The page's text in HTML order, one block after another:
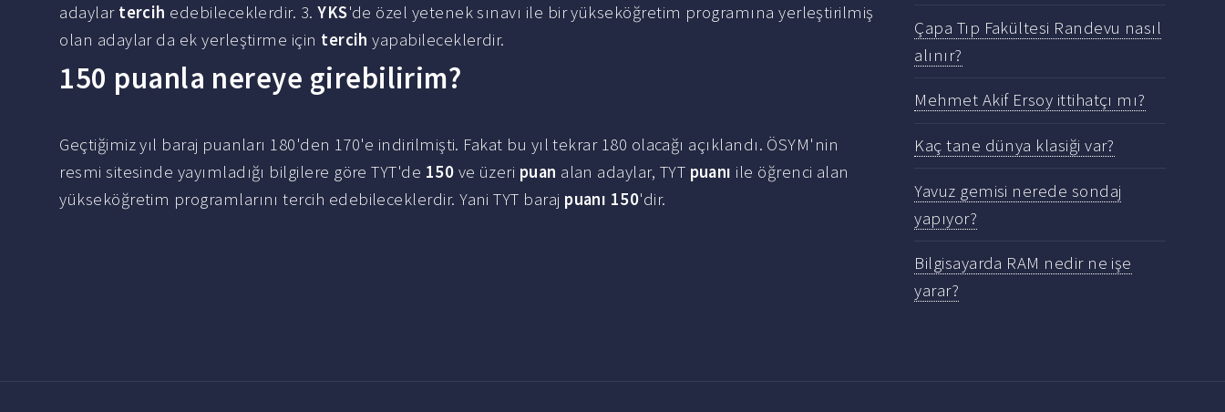
adaylar tercih edebileceklerdir. 3.YKS'de özel yetenek sınavı ile bir yükseköğretim programına yerleştirilmiş
olan adaylar da ek yerleştirme için tercih yapabileceklerdir.
150 puanla nereye girebilirim?
Geçtiğimiz yıl baraj puanları 180'den 170'e indirilmişti. Fakat bu yıl tekrar 180 olacağı açıklandı. ÖSYM'nin
resmi sitesinde yayımladığı bilgilere göre TYT'de 150 ve üzeri puan alan adaylar, TYT puanı ile öğrenci alan
yükseköğretim programlarını tercih edebileceklerdir. Yani TYT baraj puanı 150'dir.
Çapa Tıp Fakültesi Randevu nasıl
alınır?
Mehmet Akif Ersoy ittihatçı mı?
Kaç tane dünya klasiği var?
Yavuz gemisi nerede sondaj
yapıyor?
Bilgisayarda RAM nedir ne işe
yarar?